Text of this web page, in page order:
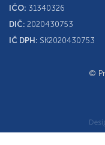
IČO: 31340326
DIČ: 2020430753
IČ DPH: SK2020430753
©